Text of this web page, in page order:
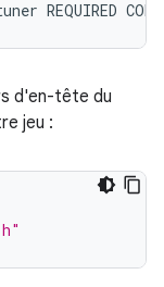
d'en-tête du
jeu :